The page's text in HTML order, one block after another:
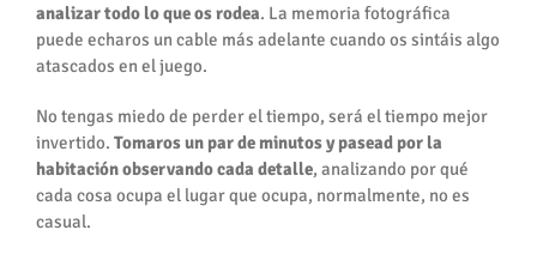
analizar todo lo que os rodea. La memoria fotográfica
puede echaros un cable más adelante cuando os sintáis algo
atascados en el juego.
No tengas miedo de perder el tiempo, será el tiempo mejor
invertido. Tomaros un par de minutos y pasead por la
habitación observando cada detalle, analizando por qué
cada cosa ocupa el lugar que ocupa, normalmente, no es
casual.